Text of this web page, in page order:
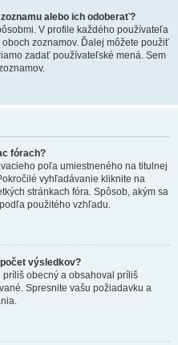
alebo ich odoberať?
V profile každého používateľa
zoznamov. Ďalej môžete použiť
zadať používateľské mená. Sem
fórach?
poľa umiestneného na titulnej
vyhľadávanie kliknite na
stránkach fóra. Spôsob, akým sa
použitého vzhľadu.
výsledkov?
obecný a obsahoval príliš
Spresnite vašu požiadavku a